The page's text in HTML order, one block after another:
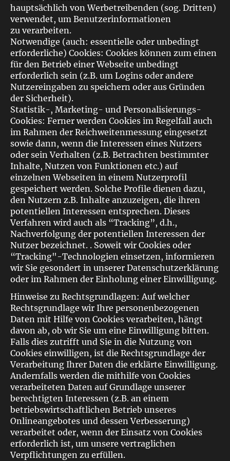
hauptsächlich von Werbetreibenden (sog. Dritten)
verwendet, um Benutzerinformationen
zu verarbeiten.
Notwendige (auch: essentielle oder unbedingt
erforderliche) Cookies: Cookies können zum einen
für den Betrieb einer Webseite unbedingt
erforderlich sein (z.B. um Logins oder andere
Nutzereingaben zu speichern oder aus Gründen
der Sicherheit).
Statistik-, Marketing- und Personalisierungs-
Cookies: Ferner werden Cookies im Regelfall auch
im Rahmen der Reichweitenmessung eingesetzt
sowie dann, wenn die Interessen eines Nutzers
oder sein Verhalten (z.B. Betrachten bestimmter
Inhalte, Nutzen von Funktionen etc.) auf
einzelnen Webseiten in einem Nutzerprofil
gespeichert werden. Solche Profile dienen dazu,
den Nutzern z.B. Inhalte anzuzeigen, die ihren
potentiellen Interessen entsprechen. Dieses
Verfahren wird auch als “Tracking”, d.h.,
Nachverfolgung der potentiellen Interessen der
Nutzer bezeichnet. . Soweit wir Cookies oder
“Tracking"-Technologien einsetzen, informieren
wir Sie gesondert in unserer Datenschutzerklärung
oder im Rahmen der Einholung einer Einwilligung.
Hinweise zu Rechtsgrundlagen: Auf welcher
Rechtsgrundlage wir Ihre personenbezogenen
Daten mit Hilfe von Cookies verarbeiten, hängt
davon ab, ob wir Sie um eine Einwilligung bitten.
Falls dies zutrifft und Sie in die Nutzung von
Cookies einwilligen, ist die Rechtsgrundlage der
Verarbeitung Ihrer Daten die erklärte Einwilligung.
Andernfalls werden die mithilfe von Cookies
verarbeiteten Daten auf Grundlage unserer
berechtigten Interessen (z.B. an einem
betriebswirtschaftlichen Betrieb unseres
Onlineangebotes und dessen Verbesserung)
verarbeitet oder, wenn der Einsatz von Cookies
erforderlich ist, um unsere vertraglichen
Verpflichtungen zu erfüllen.